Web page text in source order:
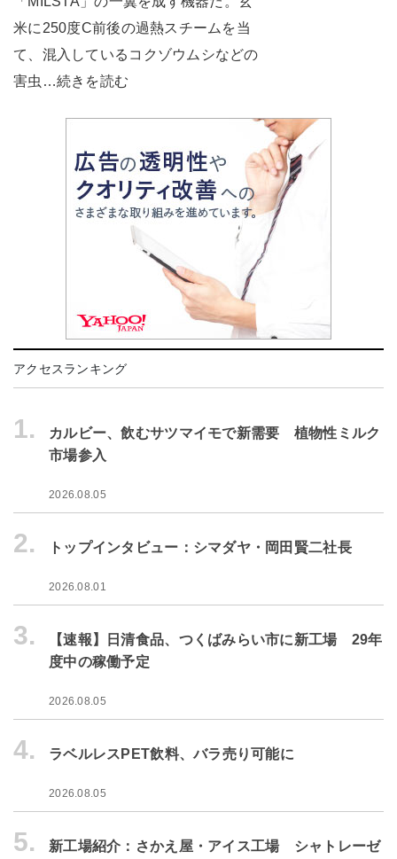
米に250度C前後の過熱スチームを当
て、混入しているコクゾウムシなどの
害虫…続きを読む
アクセスランキング
1.
カルビー、飲むサツマイモで新需要 植物性ミルク
市場参入
2026.08.05
2. トップインタビュー：シマダヤ・岡田賢二社長
2026.08.01
3.
【速報】日清食品、つくばみらい市に新工場 29年
度中の稼働予定
2026.08.05
4. ラベルレスPET飲料、バラ売り可能に
2026.08.05
5. 新工場紹介：さかえ屋・アイス工場 シャトレーゼ